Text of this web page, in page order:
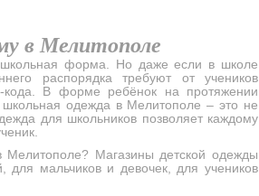
в Мелитополе
школьная форма. Но даже если в школе
распорядка требуют от учеников
кода. В форме ребёнок на протяжении
школьная одежда в Мелитополе – это не
для школьников позволяет каждому
Магазины детской одежды
для мальчиков и девочек, для учеников